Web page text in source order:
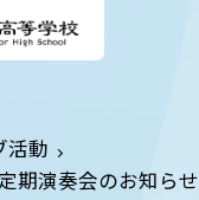
活動
期演奏会のお知らせ